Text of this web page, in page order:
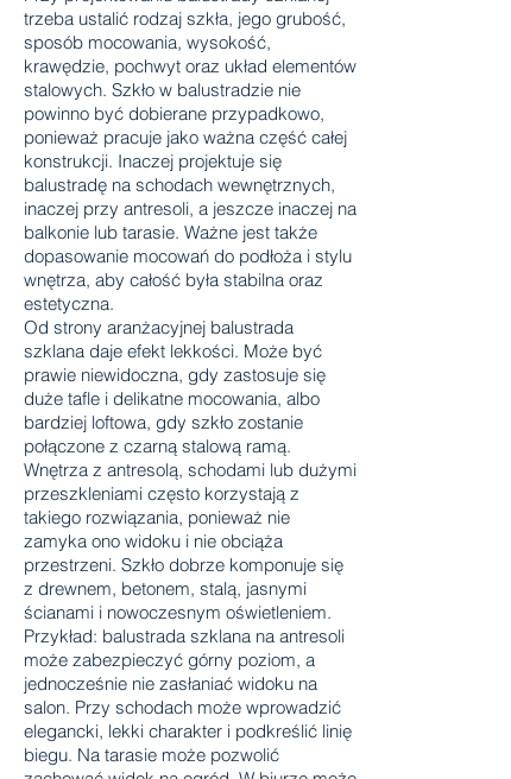
trzeba ustalić rodzaj szkła, jego grubość,
sposób mocowania, wysokość,
krawędzie, pochwyt oraz układ elementów
stalowych. Szkło w balustradzie nie
powinno być dobierane przypadkowo,
ponieważ pracuje jako ważna część całej
konstrukcji. Inaczej projektuje się
balustradę na schodach wewnętrznych,
inaczej przy antresoli, a jeszcze inaczej na
balkonie lub tarasie. Ważne jest także
dopasowanie mocowań do podłoża i stylu
wnętrza, aby całość była stabilna oraz
estetyczna.
Od strony aranżacyjnej balustrada
szklana daje efekt lekkości. Może być
prawie niewidoczna, gdy zastosuje się
duże tafle i delikatne mocowania, albo
bardziej loftowa, gdy szkło zostanie
połączone z czarną stalową ramą.
Wnętrza z antresolą, schodami lub dużymi
przeszkleniami często korzystają z
takiego rozwiązania, ponieważ nie
zamyka ono widoku i nie obciąża
przestrzeni. Szkło dobrze komponuje się
z drewnem, betonem, stalą, jasnymi
ścianami i nowoczesnym oświetleniem.
Przykład: balustrada szklana na antresoli
może zabezpieczyć górny poziom, a
jednocześnie nie zasłaniać widoku na
salon. Przy schodach może wprowadzić
elegancki, lekki charakter i podkreślić linię
biegu. Na tarasie może pozwolić